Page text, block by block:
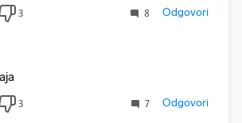
3 8 Odgovori
3 7 Odgovori